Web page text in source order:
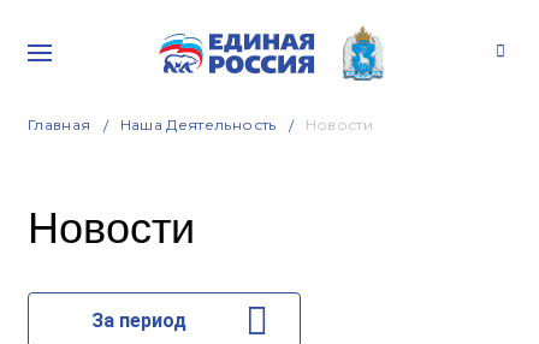
Главная Наша Деятельность Новости
Новости
За период